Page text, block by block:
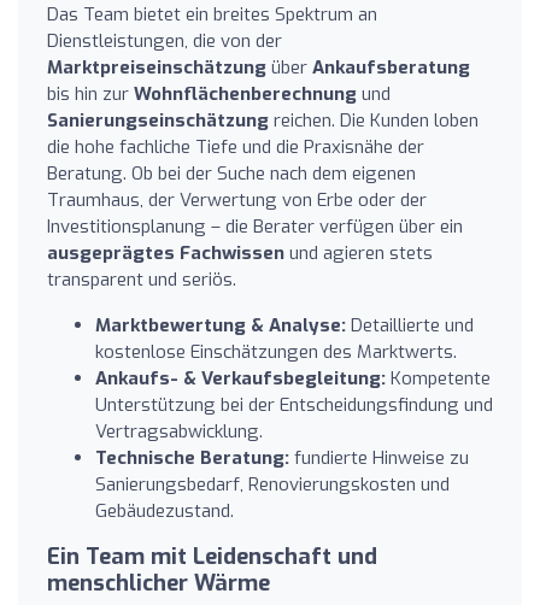
Das Team bietet ein breites Spektrum an
Dienstleistungen, die von der
Marktpreiseinschätzung über Ankaufsberatung
bis hin zur Wohnflächenberechnung und
Sanierungseinschätzung reichen. Die Kunden loben
die hohe fachliche Tiefe und die Praxisnähe der
Beratung. Ob bei der Suche nach dem eigenen
Traumhaus, der Verwertung von Erbe oder der
Investitionsplanung – die Berater verfügen über ein
ausgeprägtes Fachwissen und agieren stets
transparent und seriös.
Marktbewertung & Analyse: Detaillierte und
kostenlose Einschätzungen des Marktwerts.
Ankaufs- & Verkaufsbegleitung: Kompetente
Unterstützung bei der Entscheidungsfindung und
Vertragsabwicklung.
Technische Beratung: fundierte Hinweise zu
Sanierungsbedarf, Renovierungskosten und
Gebäudezustand.
Ein Team mit Leidenschaft und
menschlicher Wärme